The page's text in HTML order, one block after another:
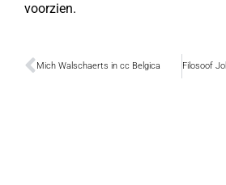
voorzien.
Mich Walschaerts in cc Belgica